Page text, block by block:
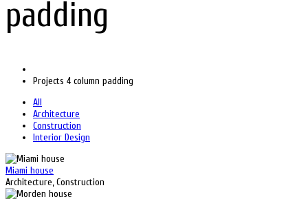
padding
Projects 4 column padding
All
Architecture
Construction
Interior Design
Miami house
Architecture, Construction